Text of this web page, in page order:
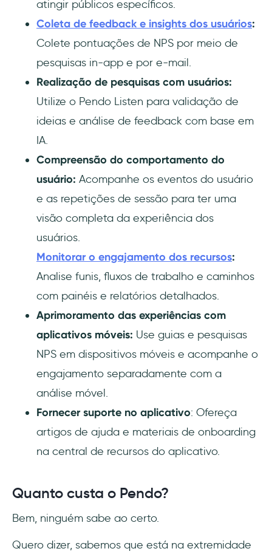
atingir públicos específicos.
Coleta de feedback e insights dos usuários:
Colete pontuações de NPS por meio de
pesquisas in-app e por e-mail.
Realização de pesquisas com usuários:
Utilize o Pendo Listen para validação de
ideias e análise de feedback com base em
IA.
Compreensão do comportamento do
usuário: Acompanhe os eventos do usuário
e as repetições de sessão para ter uma
visão completa da experiência dos
usuários.
Monitorar o engajamento dos recursos:
Analise funis, fluxos de trabalho e caminhos
com painéis e relatórios detalhados.
Aprimoramento das experiências com
aplicativos móveis: Use guias e pesquisas
NPS em dispositivos móveis e acompanhe o
engajamento separadamente com a
análise móvel.
Fornecer suporte no aplicativo: Ofereça
artigos de ajuda e materiais de onboarding
na central de recursos do aplicativo.
Quanto custa o Pendo?
Bem, ninguém sabe ao certo.
Quero dizer, sabemos que está na extremidade